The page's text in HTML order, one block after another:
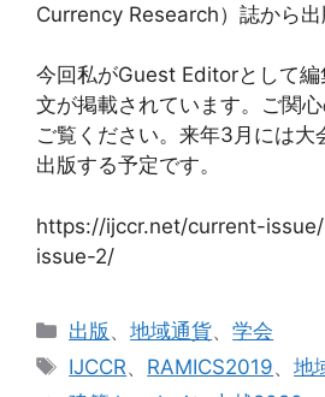
Currency Research）誌から出
今回私がGuest Editorとして
文が掲載されています。ご関
ご覧ください。来年3月には大
出版する予定です。
https://ijccr.net/current-
issue-2/
カ
テ
出版 、地域通貨、学会
タ
グ
IJCCR、 RAMICS2019、地